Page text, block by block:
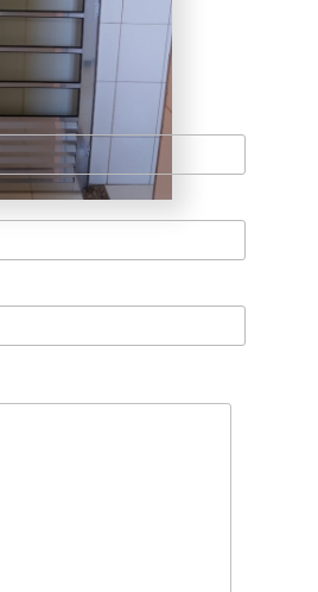
porta de alumínio com
Cotia, A Esquadriflex
serviços do ramo de
eles, é possível encontrar:
Alumínio Branco, Janela
Alumínio para Cozinha.
de trabalho que preza
independentemente do
a ser executado,
obter a perfeição que
procuram e soluções e
conta com uma equipe